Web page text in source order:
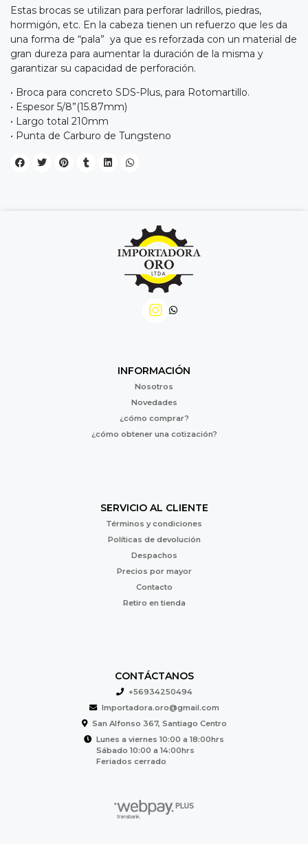
Estas brocas se utilizan para perforar ladrillos, piedras,
hormigón, etc. En la cabeza tienen un refuerzo que les da
una forma de “pala” ya que es reforzada con un material de
gran dureza para aumentar la duración de la misma y
garantizar su capacidad de perforación.
• Broca para concreto SDS-Plus, para Rotomartillo.
• Espesor 5/8”(15.87mm)
• Largo total 210mm
• Punta de Carburo de Tungsteno
INFORMACIÓN
Nosotros
Novedades
¿cómo comprar?
¿cómo obtener una cotización?
SERVICIO AL CLIENTE
Términos y condiciones
Políticas de devolución
Despachos
Precios por mayor
Contacto
Retiro en tienda
CONTÁCTANOS
+56934250494
Importadora.oro@gmail.com
San Alfonso 367, Santiago Centro
Lunes a viernes 10:00 a 18:00hrs
Sábado 10:00 a 14:00hrs
Feriados cerrado